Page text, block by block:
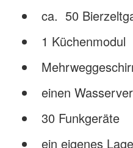
ca. 50
1 Küchenmodul
einen
30 Funkgeräte
ein eigenes